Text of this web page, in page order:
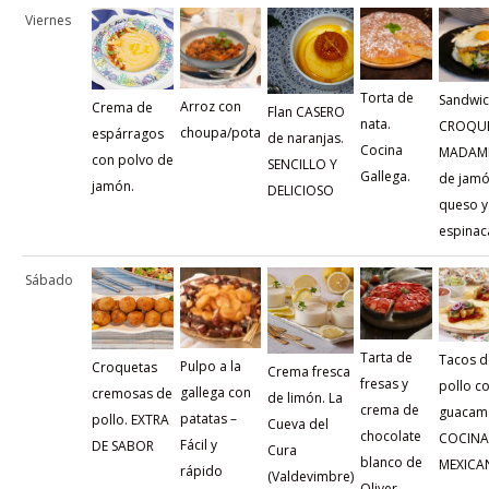
Viernes
Crema de
espárragos
con polvo de
jamón.
Arroz con
choupa/pota
Flan CASERO
de naranjas.
SENCILLO Y
DELICIOSO
Torta de
nata.
Cocina
Gallega.
de
queso y
Sábado
Croquetas
cremosas de
pollo. EXTRA
DE SABOR
Pulpo a la
gallega con
patatas –
Fácil y
rápido
Crema fresca
de limón. La
Cueva del
Cura
(Valdevimbre)
Tarta de
fresas y
crema de
chocolate
blanco de
Tacos
pollo
COCINA